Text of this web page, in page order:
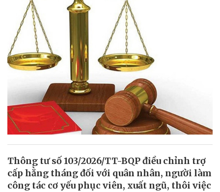
Thông tư số 103/2026/TT-BQP điều chỉnh trợ
cấp hằng tháng đối với quân nhân, người làm
công tác cơ yếu phục viên, xuất ngũ, thôi việc